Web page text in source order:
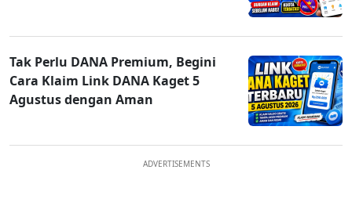
Tak Perlu DANA Premium, Begini
Cara Klaim Link DANA Kaget 5
Agustus dengan Aman
ADVERTISEMENTS